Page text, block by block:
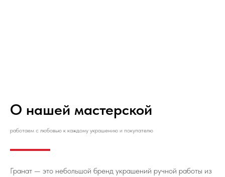
О нашей мастерской
работаем с любовью к каждому украшению и покупателю
Гранат — это небольшой бренд украшений ручной работы из